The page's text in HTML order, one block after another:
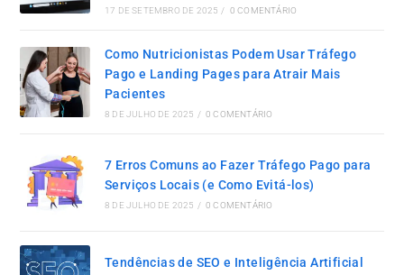
17 DE SETEMBRO DE 2025 / 0 COMENTÁRIO
Como Nutricionistas Podem Usar Tráfego
Pago e Landing Pages para Atrair Mais
Pacientes
8 DE JULHO DE 2025 / 0 COMENTÁRIO
7 Erros Comuns ao Fazer Tráfego Pago para
Serviços Locais (e Como Evitá-los)
8 DE JULHO DE 2025 / 0 COMENTÁRIO
Tendências de SEO e Inteligência Artificial